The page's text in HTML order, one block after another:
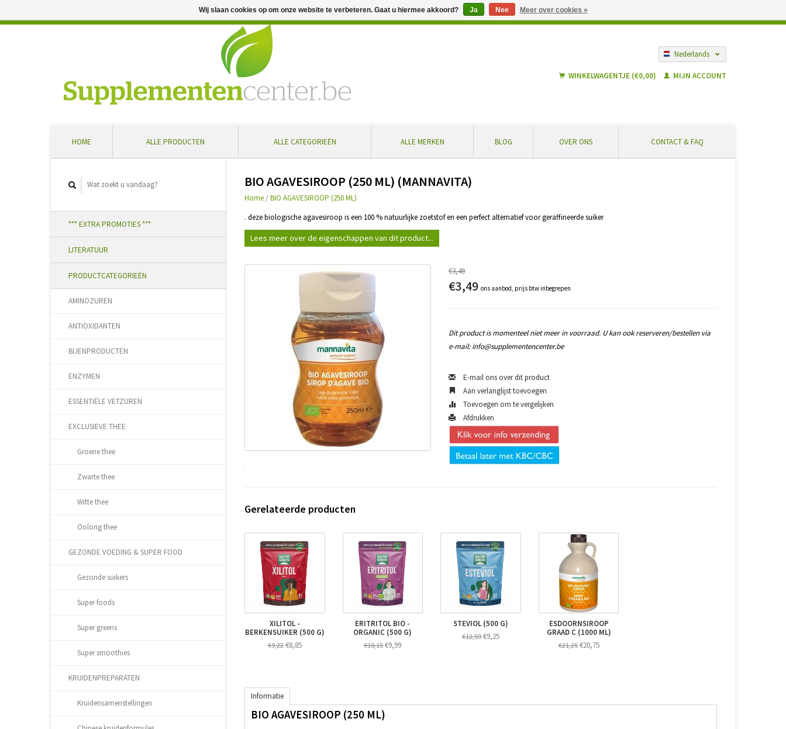
Nederlands
WINKELWAGENTJE (€0,00)
MIJN ACCOUNT
HOME ALLE PRODUCTEN ALLE CATEGORIEËN ALLE MERKEN BLOG OVER ONS CONTACT & FAQ
*** EXTRA PROMOTIES ***
LITERATUUR
PRODUCTCATEGORIEËN
AMINOZUREN
ANTIOXIDANTEN
BIJENPRODUCTEN
ENZYMEN
ESSENTIËLE VETZUREN
EXCLUSIEVE THEE
Groene thee
Zwarte thee
Witte thee
Oolong thee
GEZONDE VOEDING & SUPER FOOD
Gezonde suikers
Super foods
Super greens
Super smoothies
KRUIDENPREPARATEN
Kruidensamenstellingen
BIO AGAVESIROOP (250 ML) (MANNAVITA)
Home /BIO AGAVESIROOP (250 ML)
. deze biologische agavesiroop is een 100 % natuurlijke zoetstof en een perfect alternatief voor geraffineerde suiker
Lees meer over de eigenschappen van dit product...
€3,49
€3,49ons aanbod, prijs btw inbegrepen
Dit product is momenteel niet meer in voorraad. U kan ook reserveren/bestellen via
e-mail:info@supplementencenter.be
E-mail ons over dit product
Aan verlanglijst toevoegen
Toevoegen om te vergelijken
Afdrukken
Gerelateerde producten
XILITOL -
BERKENSUIKER (500 G)
€9,22€8,85
ERITRITOL BIO -
ORGANIC (500 G)
€10,15€9,99
STEVIOL (500 G)
€12,59€9,25
ESDOORNSIROOP
GRAAD C (1000 ML)
€21,25€20,75
Informatie
BIO AGAVESIROOP (250 ML)
Wij slaan cookies op om onze website te verbeteren. Gaat u hiermee akkoord? Ja Nee Meer over cookies »
Professioneel advies en snelle levering ... Ontvang 5 % extra korting bij aankoop vanaf € 100 ... Gratis levering in België vanaf € 55 ... Veilig winkelen en geen extra kosten